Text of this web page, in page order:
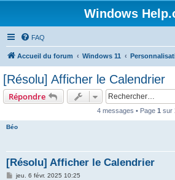
Windows
FAQ
Accueil du forum Windows 11
[Résolu] Afficher le Calendrier
Répondre
4 messages • Page 1 sur
Béo
[Résolu] Afficher le Calendrier
Mjeu. 6 févr. 2025 10:25